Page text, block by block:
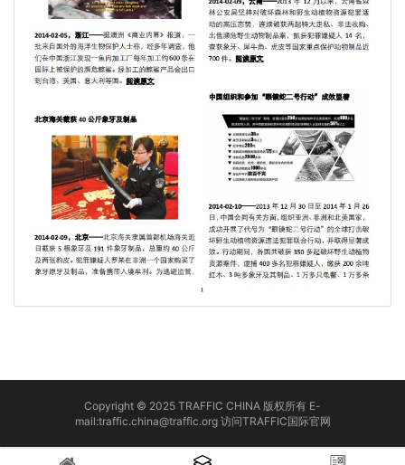
Copyright © 2025 TRAFFIC CHINA 版权所有 E-
mail:traffic.china@traffic.org 访问TRAFFIC国际官网